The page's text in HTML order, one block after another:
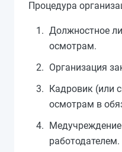
Процедура
Должностное
осмотрам.
Организация
Кадровик (или
осмотрам в
Медучреждение
работодателем.